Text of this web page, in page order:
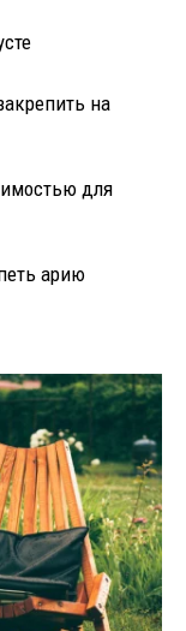
на
для
арию